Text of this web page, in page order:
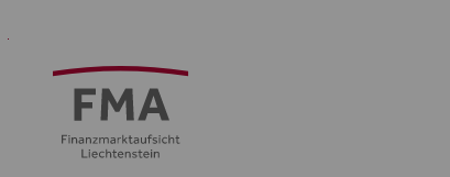
Regulierung
Öffentlichkeit